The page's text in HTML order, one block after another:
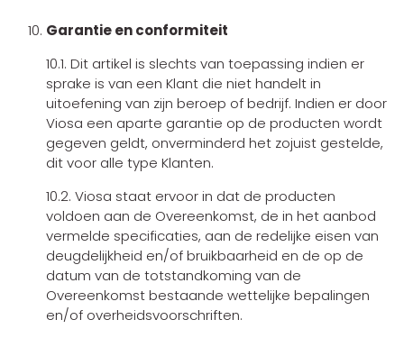
Garantie en conformiteit
10.1. Dit artikel is slechts van toepassing indien er
sprake is van een Klant die niet handelt in
uitoefening van zijn beroep of bedrijf. Indien er door
Viosa een aparte garantie op de producten wordt
gegeven geldt, onverminderd het zojuist gestelde,
dit voor alle type Klanten.
10.2. Viosa staat ervoor in dat de producten
voldoen aan de Overeenkomst, de in het aanbod
vermelde specificaties, aan de redelijke eisen van
deugdelijkheid en/of bruikbaarheid en de op de
datum van de totstandkoming van de
Overeenkomst bestaande wettelijke bepalingen
en/of overheidsvoorschriften.